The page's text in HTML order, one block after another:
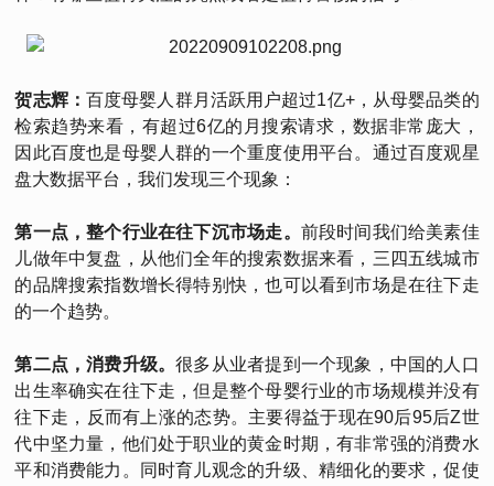
贺志辉： 百度母婴人群月活跃用户超过1亿+，从母婴品类的
检索趋势来看，有超过6亿的月搜索请求，数据非常庞大，
因此百度也是母婴人群的一个重度使用平台。通过百度观星
盘大数据平台，我们发现三个现象：
第一点，整个行业在往下沉市场走。 前段时间我们给美素佳
儿做年中复盘，从他们全年的搜索数据来看，三四五线城市
的品牌搜索指数增长得特别快，也可以看到市场是在往下走
的一个趋势。
第二点，消费升级。很多从业者提到一个现象，中国的人口
出生率确实在往下走，但是整个母婴行业的市场规模并没有
往下走，反而有上涨的态势。主要得益于现在90后95后Z世
代中坚力量，他们处于职业的黄金时期，有非常强的消费水
平和消费能力。同时育儿观念的升级、精细化的要求，促使